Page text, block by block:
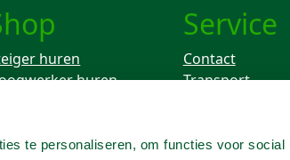
te personaliseren, om functies voor social
huren
huren
hoogwerker
Service
Contact
Transport